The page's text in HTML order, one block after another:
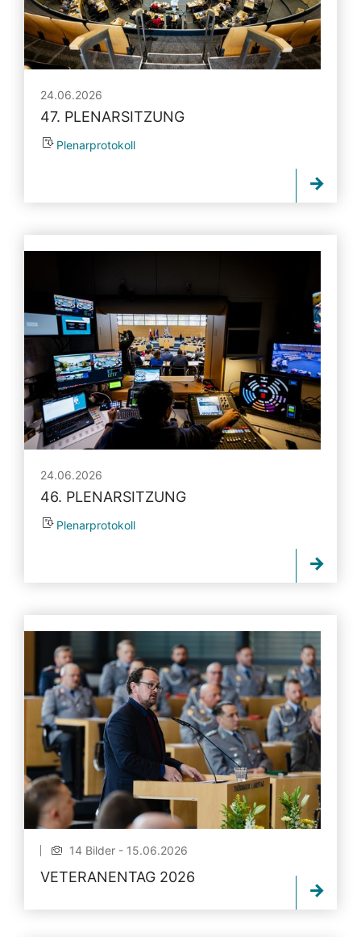
24.06.2026
47. PLENARSITZUNG
Plenarprotokoll
24.06.2026
46. PLENARSITZUNG
Plenarprotokoll
14 Bilder - 15.06.2026
VETERANENTAG 2026